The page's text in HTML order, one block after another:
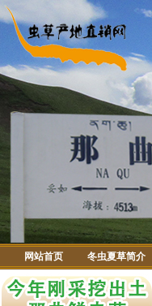
网站首页 冬虫夏草简介